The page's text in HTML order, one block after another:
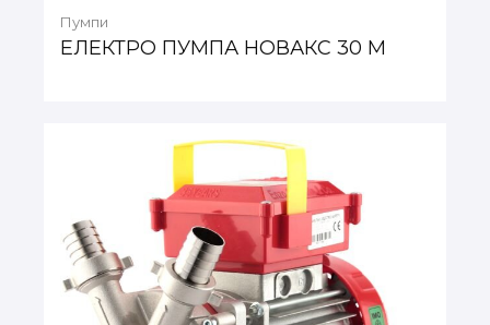
Пумпи
ЕЛЕКТРО ПУМПА НОВАКС 30 М